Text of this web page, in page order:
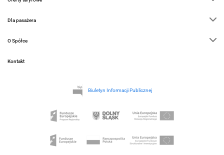
Dla pasażera
O Spółce
Kontakt
Biuletyn Informacji Publicznej